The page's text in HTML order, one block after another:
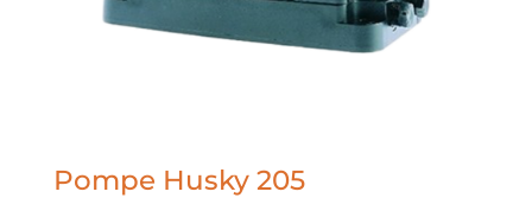
Pompe Husky 205